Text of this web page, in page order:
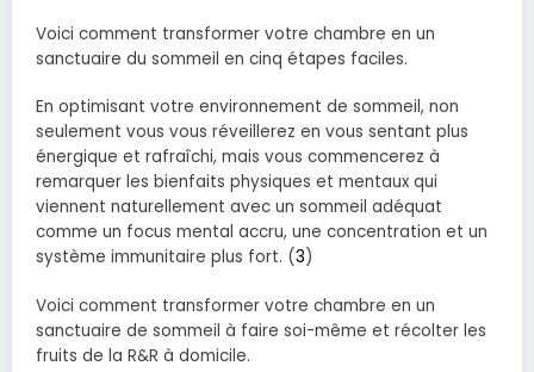
Voici comment transformer votre chambre en un
sanctuaire du sommeil en cinq étapes faciles.
En optimisant votre environnement de sommeil, non
seulement vous vous réveillerez en vous sentant plus
énergique et rafraîchi, mais vous commencerez à
remarquer les bienfaits physiques et mentaux qui
viennent naturellement avec un sommeil adéquat
comme un focus mental accru, une concentration et un
système immunitaire plus fort. (3)
Voici comment transformer votre chambre en un
sanctuaire de sommeil à faire soi-même et récolter les
fruits de la R&R à domicile.